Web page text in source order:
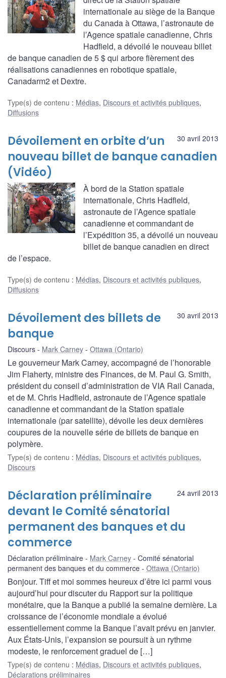
internationale au siège de la Banque
du Canada à Ottawa, l’astronaute de
l’Agence spatiale canadienne, Chris
Hadfield, a dévoilé le nouveau billet
de banque canadien de 5 $ qui arbore fièrement des
réalisations canadiennes en robotique spatiale,
Canadarm2 et Dextre.
Type(s) de contenu : Médias, Discours et activités publiques,
Diffusions
30 avril 2013
Dévoilement en orbite d’un
nouveau billet de banque canadien
(Vidéo)
À bord de la Station spatiale
internationale, Chris Hadfield,
astronaute de l’Agence spatiale
canadienne et commandant de
l’Expédition 35, a dévoilé un nouveau
billet de banque canadien en direct
de l’espace.
Type(s) de contenu : Médias, Discours et activités publiques,
Diffusions
30 avril 2013
Dévoilement des billets de
banque
Discours Mark Carney Ottawa (Ontario)
Le gouverneur Mark Carney, accompagné de l’honorable
Jim Flaherty, ministre des Finances, de M. Paul G. Smith,
président du conseil d’administration de VIA Rail Canada,
et de M. Chris Hadfield, astronaute de l’Agence spatiale
canadienne et commandant de la Station spatiale
internationale (par satellite), dévoile les deux dernières
coupures de la nouvelle série de billets de banque en
polymère.
Type(s) de contenu : Médias, Discours et activités publiques,
Discours
24 avril 2013
Déclaration préliminaire
devant le Comité sénatorial
permanent des banques et du
commerce
Déclaration préliminaire Mark Carney
Comité sénatorial
permanent des banques et du commerce
Ottawa (Ontario)
Bonjour. Tiff et moi sommes heureux d’être ici parmi vous
aujourd’hui pour discuter du Rapport sur la politique
monétaire, que la Banque a publié la semaine dernière. La
croissance de l’économie mondiale a évolué
essentiellement comme la Banque l’avait prévu en janvier.
Aux États-Unis, l’expansion se poursuit à un rythme
modeste, le renforcement graduel de […]
Type(s) de contenu : Médias, Discours et activités publiques,
Déclarations préliminaires